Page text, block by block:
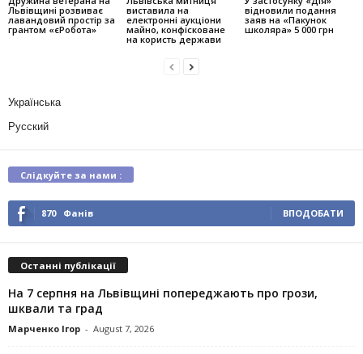
Львівщині розвиває
лавандовий простір за
грантом «єРобота»
виставила на
електронні аукціони
майно, конфісковане
на користь держави
відновили подання
заяв на «Пакунок
школяра» 5 000 грн
Українська
Русский
Слідкуйте за нами :
870 Фанів ВПОДОБАТИ
Останні публікації
На 7 серпня на Львівщині попереджають про грози,
шквали та град
Марченко Ігор - August 7, 2026